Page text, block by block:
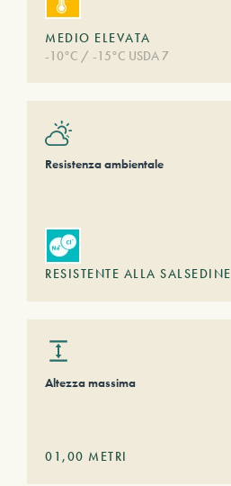
MEDIO ELEVATA
-10°C / -15°C USDA 7
Resistenza ambientale
RESISTENTE ALLA SALSEDINE
Altezza massima
01,00 METRI